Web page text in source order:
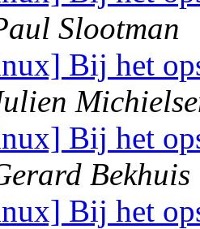
Slootman
Bij het
Bij het
Bekhuis
Bij het